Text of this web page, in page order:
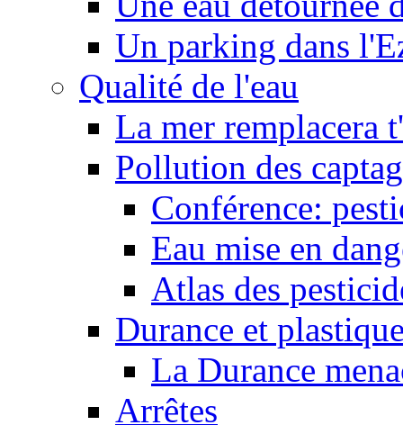
Un parking dans
Qualité de l'eau
La mer remplacera
Pollution des
Conférence:
Eau mise en
Atlas des
Durance et
La Durance
Arrêtes